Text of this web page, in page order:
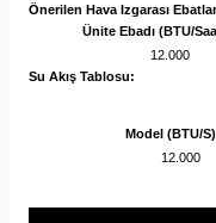
Önerilen Hava Izgarası
Ünite Ebadı (BTU/
12.000
Su Akış Tablosu:
Model (BTU/S)
12.000